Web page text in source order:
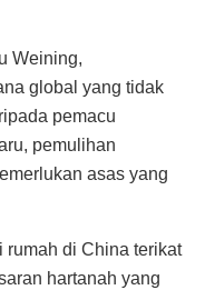
Weining,
global yang tidak
pemacu
pemulihan
asas yang
rumah di China terikat
hartanah yang